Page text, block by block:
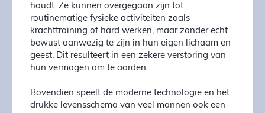
houdt. Ze kunnen overgegaan zijn tot
routinematige fysieke activiteiten zoals
krachttraining of hard werken, maar zonder echt
bewust aanwezig te zijn in hun eigen lichaam en
geest. Dit resulteert in een zekere verstoring van
hun vermogen om te aarden.
Bovendien speelt de moderne technologie en het
drukke levensschema van veel mannen ook een